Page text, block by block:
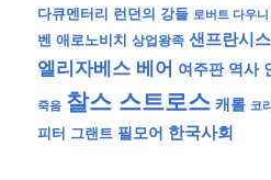
다큐멘터리 런던의 강들 로버트 다우
벤 애로노비치 상업왕족 샌프란시
엘리자베스 베어 여주판 역사
죽음 찰스 스트로스 캐롤 코
피터 그랜트 필모어 한국사회